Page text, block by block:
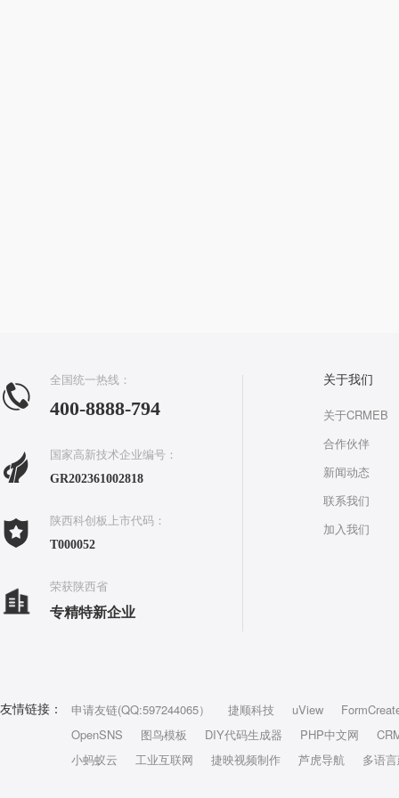
全国统一热线：
400-8888-794
国家高新技术企业编号：
GR202361002818
陕西科创板上市代码：
T000052
荣获陕西省
专精特新企业
关于我们
关于CRMEB
合作伙伴
新闻动态
联系我们
加入我们
友情链接： 申请友链(QQ:597244065） 捷顺科技 uView
OpenSNS
图鸟模板 DIY代码生成器 PHP中文网
小蚂蚁云
工业互联网 捷映视频制作 芦虎导航 多语